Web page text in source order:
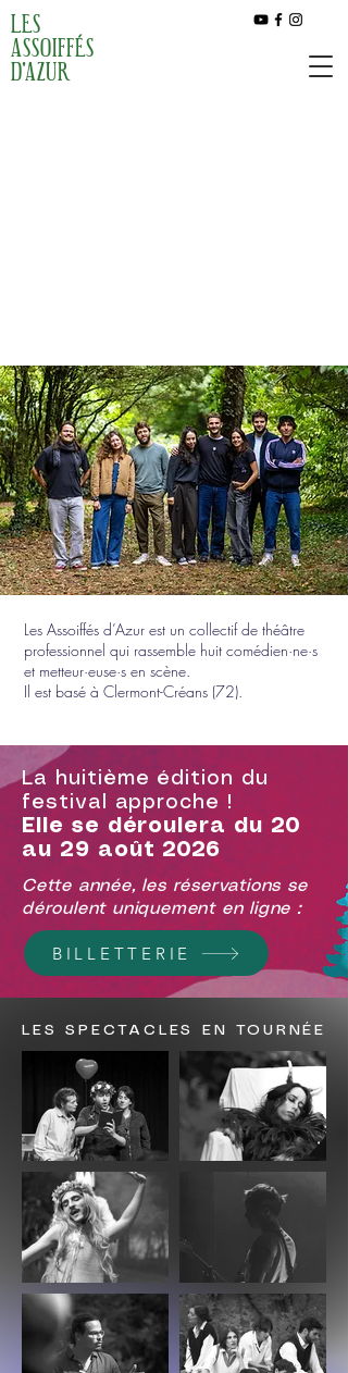
LES
ASSOIFFÉS
D'AZUR
Les Assoiffés d’Azur est un collectif de théâtre
professionnel qui rassemble huit comédien·ne·s
et metteur·euse·s en scène.
Il est basé à Clermont-Créans (72).
La huitième édition du
festival approche !
Elle se déroulera du 20
au 29 août 2026
Cette année, les réservations se
déroulent uniquement en ligne :
BILLETTERIE
LES SPECTACLES EN TOURNÉE